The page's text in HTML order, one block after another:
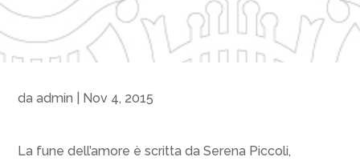
daadmin Nov 4, 2015
La fune dell’amore è scritta da Serena Piccoli,